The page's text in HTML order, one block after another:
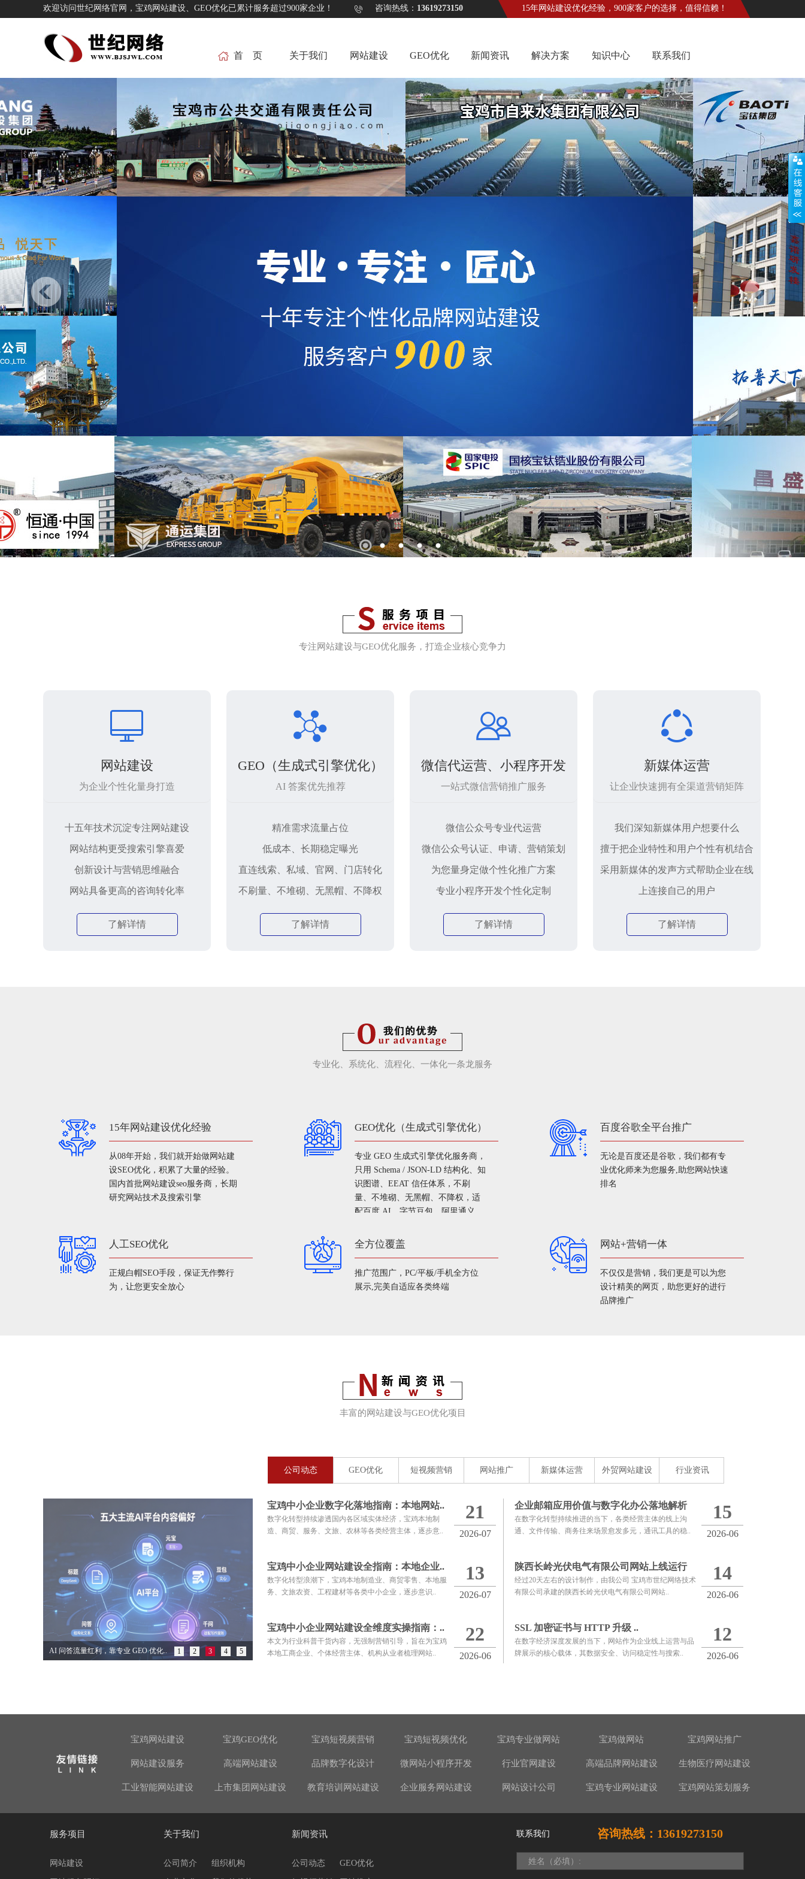
欢迎访问世纪网络官网，宝鸡网站建设、GEO优化已累计服务超过900家企业！ 咨询热线： 13619273150 15年网站建设优化经验，900家客户的选择，值得信赖！
首 页 关于我们 网站建设 GEO优化 新闻资讯 解决方案 知识中心 联系我们
1 2 3 4 5
专注网站建设与GEO优化服务，打造企业核心竞争力

网站建设
为企业个性化量身打造
十五年技术沉淀专注网站建设
网站结构更受搜索引擎喜爱
创新设计与营销思维融合
网站具备更高的咨询转化率
了解详情

GEO（生成式引擎优化）
AI 答案优先推荐
精准需求流量占位
低成本、长期稳定曝光
直连线索、私域、官网、门店转化
不刷量、不堆砌、无黑帽、不降权
了解详情

微信代运营、小程序开发
一站式微信营销推广服务
微信公众号专业代运营
微信公众号认证、申请、营销策划
为您量身定做个性化推广方案
专业小程序开发个性化定制
了解详情

新媒体运营
让企业快速拥有全渠道营销矩阵
我们深知新媒体用户想要什么
擅于把企业特性和用户个性有机结合
采用新媒体的发声方式帮助企业在线
上连接自己的用户
了解详情
专业化、系统化、流程化、一体化一条龙服务
15年网站建设优化经验
从08年开始，我们就开始做网站建
设SEO优化，积累了大量的经验。
国内首批网站建设seo服务商，长期
研究网站技术及搜索引擎
GEO优化（生成式引擎优化）
专业 GEO 生成式引擎优化服务商，
只用 Schema / JSON-LD 结构化、知
识图谱、EEAT 信任体系，不刷
量、不堆砌、无黑帽、不降权，适
配百度 AI、字节豆包、阿里通义、
局、全网占位，独立数据后台、内
店，沉淀长期品牌资产。
百度谷歌全平台推广
无论是百度还是谷歌，我们都有专
业优化师来为您服务,助您网站快速
排名
人工SEO优化
正规白帽SEO手段，保证无作弊行
为，让您更安全放心
全方位覆盖
推广范围广，PC/平板/手机全方位
展示,完美自适应各类终端
网站+营销一体
不仅仅是营销，我们更是可以为您
设计精美的网页，助您更好的进行
品牌推广
丰富的网站建设与GEO优化项目
公司动态 GEO优化 短视频营销 网站推广 新媒体运营 外贸网站建设 行业资讯
AI 问答流量红利，靠专业 GEO 优化.. 1 2 3 4 5
21
2026-07
宝鸡中小企业数字化落地指南：本地网站..
数字化转型持续渗透国内各区域实体经济，宝鸡本地制
造、商贸、服务、文旅、农林等各类经营主体，逐步意..
13
2026-07
宝鸡中小企业网站建设全指南：本地企业..
数字化转型浪潮下，宝鸡本地制造业、商贸零售、本地服
务、文旅农资、工程建材等各类中小企业，逐步意识..
22
2026-06
宝鸡中小企业网站建设全维度实操指南：..
本文为行业科普干货内容，无强制营销引导，旨在为宝鸡
本地工商企业、个体经营主体、机构从业者梳理网站..
15
2026-06
企业邮箱应用价值与数字化办公落地解析
在数字化转型持续推进的当下，各类经营主体的线上沟
通、文件传输、商务往来场景愈发多元，通讯工具的稳..
14
2026-06
陕西长岭光伏电气有限公司网站上线运行
经过20天左右的设计制作，由我公司 宝鸡市世纪网络技术
有限公司承建的陕西长岭光伏电气有限公司网站..
12
2026-06
SSL 加密证书与 HTTP 升级 ..
在数字经济深度发展的当下，网站作为企业线上运营与品
牌展示的核心载体，其数据安全、访问稳定性与搜索..
宝鸡网站建设 宝鸡GEO优化 宝鸡短视频营销 宝鸡短视频优化 宝鸡专业做网站 宝鸡做网站 宝鸡网站推广
网站建设服务 高端网站建设 品牌数字化设计 微网站小程序开发 行业官网建设 高端品牌网站建设 生物医疗网站建设
工业智能网站建设 上市集团网站建设 教育培训网站建设 企业服务网站建设 网站设计公司 宝鸡专业网站建设 宝鸡网站策划服务
服务项目
网站建设
关于我们
公司简介 组织机构
新闻资讯
公司动态 GEO优化
联系我们 咨询热线：13619273150
姓名（必填）: